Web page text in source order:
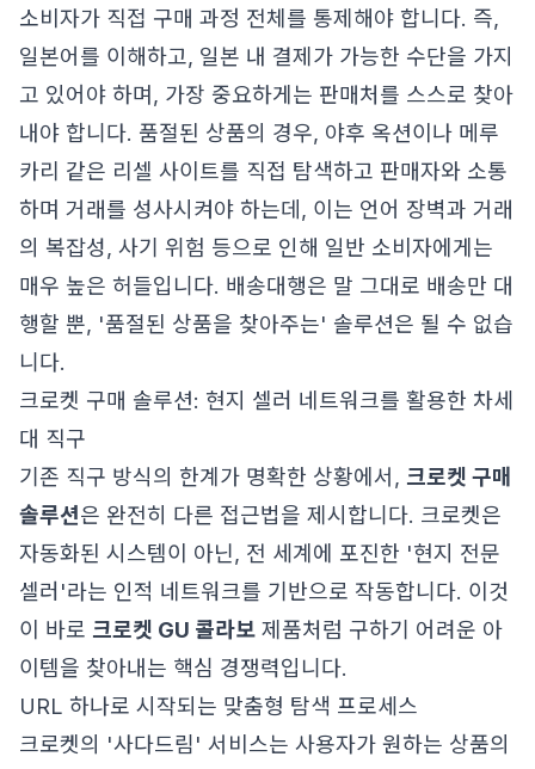
소비자가 직접 구매 과정 전체를 통제해야 합니다. 즉,
일본어를 이해하고, 일본 내 결제가 가능한 수단을 가지
고 있어야 하며, 가장 중요하게는 판매처를 스스로 찾아
내야 합니다. 품절된 상품의 경우, 야후 옥션이나 메루
카리 같은 리셀 사이트를 직접 탐색하고 판매자와 소통
하며 거래를 성사시켜야 하는데, 이는 언어 장벽과 거래
의 복잡성, 사기 위험 등으로 인해 일반 소비자에게는
매우 높은 허들입니다. 배송대행은 말 그대로 배송만 대
행할 뿐, '품절된 상품을 찾아주는' 솔루션은 될 수 없습
니다.
크로켓 구매 솔루션: 현지 셀러 네트워크를 활용한 차세
대 직구
기존 직구 방식의 한계가 명확한 상황에서, 크로켓 구매
솔루션은 완전히 다른 접근법을 제시합니다. 크로켓은
자동화된 시스템이 아닌, 전 세계에 포진한 '현지 전문
셀러'라는 인적 네트워크를 기반으로 작동합니다. 이것
이 바로 크로켓 GU 콜라보 제품처럼 구하기 어려운 아
이템을 찾아내는 핵심 경쟁력입니다.
URL 하나로 시작되는 맞춤형 탐색 프로세스
크로켓의 '사다드림' 서비스는 사용자가 원하는 상품의